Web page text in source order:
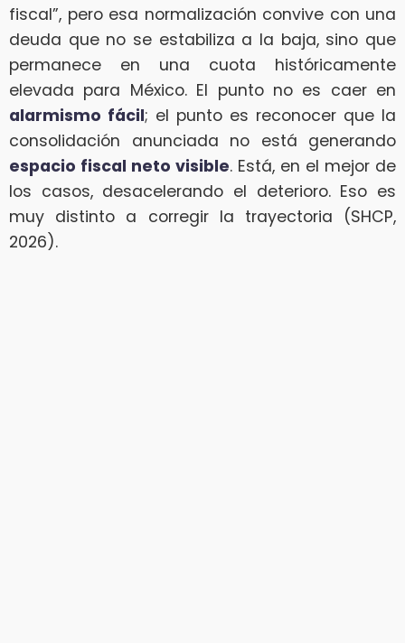
fiscal”, pero esa normalización convive con una
deuda que no se estabiliza a la baja, sino que
permanece en una cuota históricamente
elevada para México. El punto no es caer en
alarmismo fácil; el punto es reconocer que la
consolidación anunciada no está generando
espacio fiscal neto visible. Está, en el mejor de
los casos, desacelerando el deterioro. Eso es
muy distinto a corregir la trayectoria (SHCP,
2026).